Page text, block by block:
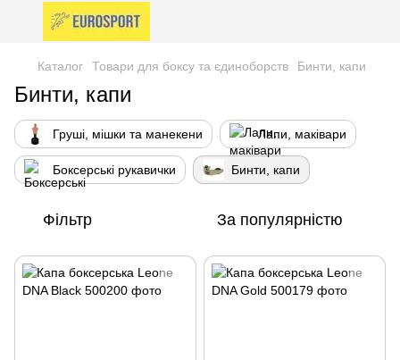
Каталог Товари для боксу та єдиноборств Бинти, капи
Бинти, капи
Груші, мішки та манекени Лапи, маківари
Боксерські рукавички Бинти, капи
Фільтр За популярністю